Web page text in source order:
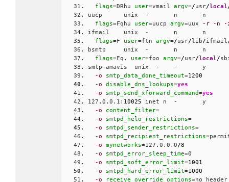
flags=DRhu user=vmail argv=/usr/ local
uucp      unix  -       n       n
flags=Fqhu user=uucp argv=uux -r -n
-
ifmail    unix  -       n       n
flags=F user=ftn argv=/usr/ lib/ifmail
bsmtp     unix  -       n       n
flags=Fq. user=foo argv=/usr/ local/
smtp-amavis  unix  -    -
-o
smtp_data_done_timeout=1200
-o
disable_dns_lookups=yes
-o
smtp_send_xforward_command=yes
127.0.0.1: 10025 inet n  -       y
-o
content_filter=
-o
smtpd_helo_restrictions=
-o
smtpd_sender_restrictions=
-o
smtpd_recipient_restrictions
-o
mynetworks=127.0.0.0/8
-o
smtpd_error_sleep_time=0
-o
smtpd_soft_error_limit=1001
-o
smtpd_hard_error_limit=1000
-o
receive_override_options